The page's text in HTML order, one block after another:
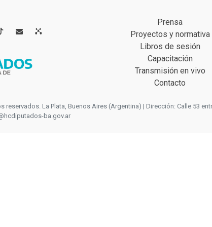
 
Prensa
Proyectos y normativa
Libros de sesión
Capacitación
Transmisión en vivo
Contacto
La Plata, Buenos Aires (Argentina) | Dirección: Calle 53
ba.gov.ar